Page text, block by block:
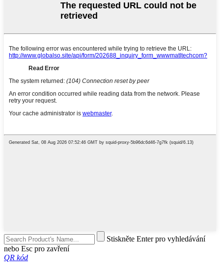
Stiskněte Enter pro vyhledávání
nebo Esc pro zavření
QR kód